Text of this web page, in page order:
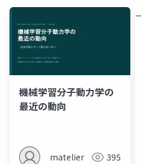
機械学習分子動力学の
最近の動向
matelier 395